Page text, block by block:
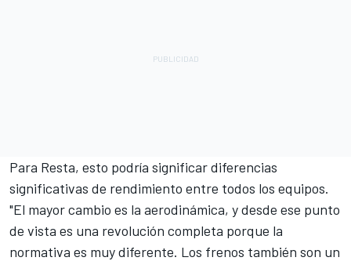
Para Resta, esto podría significar diferencias
significativas de rendimiento entre todos los equipos.
"El mayor cambio es la aerodinámica, y desde ese punto
de vista es una revolución completa porque la
normativa es muy diferente. Los frenos también son un